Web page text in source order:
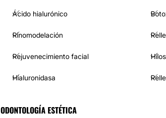
Ácido hialurónico
Rinomodelación
Rejuvenecimiento facial
Hialuronidasa
ODONTOLOGÍA ESTÉTICA